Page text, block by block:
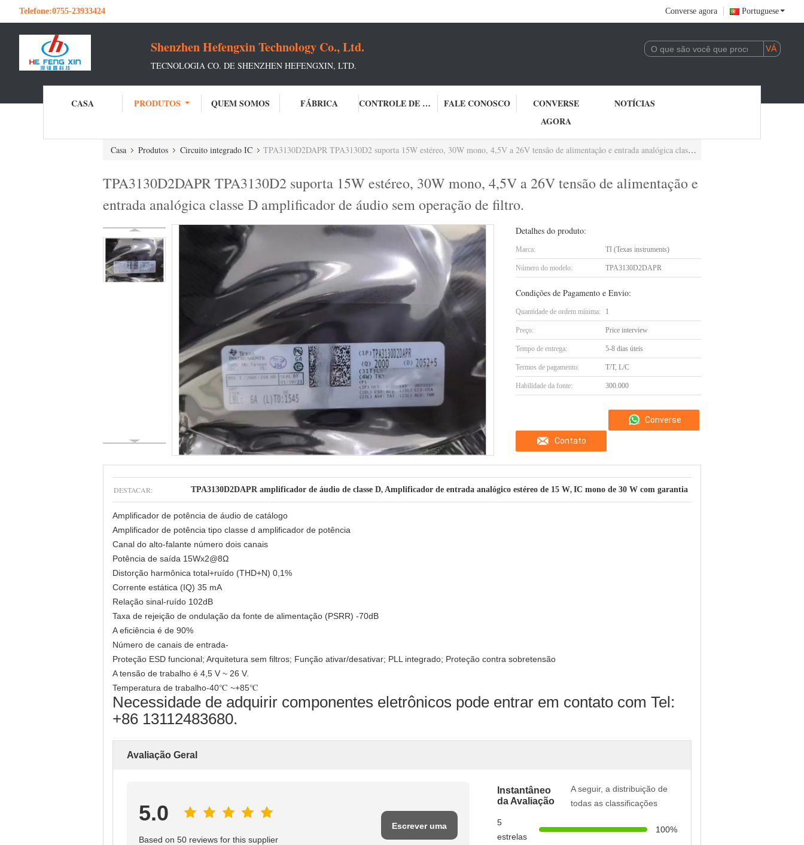
Telefone:0755-23933424 Converse agora Portuguese
Shenzhen Hefengxin Technology Co., Ltd.
TECNOLOGIA CO. DE SHENZHEN HEFENGXIN, LTD.
CASA PRODUTOS QUEM SOMOS FÁBRICA CONTROLE DE QUALIDADE FALE CONOSCO
CONVERSE
AGORA
NOTÍCIAS
Casa Produtos Circuito integrado IC TPA3130D2DAPR TPA3130D2 suporta 15W estéreo, 30W mono, 4,5V a 26V tensão de alimentação e entrada analógica classe D amplificador de áudio sem operação de filtro.
TPA3130D2DAPR TPA3130D2 suporta 15W estéreo, 30W mono, 4,5V a 26V tensão de alimentação e
entrada analógica classe D amplificador de áudio sem operação de filtro.
Detalhes do produto:
Marca: TI (Texas instruments)
Número do modelo: TPA3130D2DAPR
Condições de Pagamento e Envio:
Quantidade de ordem mínima: 1
Preço: Price interview
Tempo de entrega: 5-8 dias úteis
Termos de pagamento: T/T, L/C
Habilidade da fonte: 300.000
Contato
Converse
DESTACAR: TPA3130D2DAPR amplificador de áudio de classe D, Amplificador de entrada analógico estéreo de 15 W, IC mono de 30 W com garantia
Amplificador de potência de áudio de catálogo
Amplificador de potência tipo classe d amplificador de potência
Canal do alto-falante número dois canais
Potência de saída 15Wx2@8Ω
Distorção harmônica total+ruído (THD+N) 0,1%
Corrente estática (IQ) 35 mA
Relação sinal-ruído 102dB
Taxa de rejeição de ondulação da fonte de alimentação (PSRR) -70dB
A eficiência é de 90%
Número de canais de entrada-
Proteção ESD funcional; Arquitetura sem filtros; Função ativar/desativar; PLL integrado; Proteção contra sobretensão
A tensão de trabalho é 4,5 V ~ 26 V.
Temperatura de trabalho-40℃ ~+85℃
Necessidade de adquirir componentes eletrônicos pode entrar em contato com Tel:
+86 13112483680.
Avaliação Geral
5.0
Based on 50 reviews for this supplier
Escrever uma
Instantâneo
da Avaliação
A seguir, a distribuição de
todas as classificações
5
estrelas
100%